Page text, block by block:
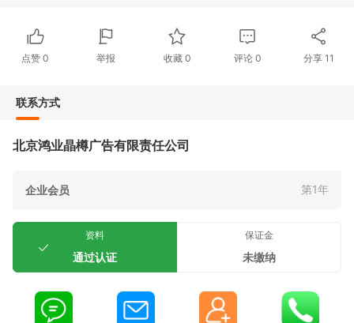
点赞0 举报 收藏 0 评论0 分享 11
联系方式
北京鸿业晶樽广告有限责任公司
企业会员 第1年
资料
通过认证
保证金
未缴纳